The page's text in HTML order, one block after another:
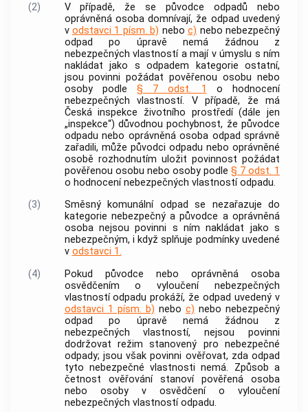
(2) V případě, že sepůvodce odpadů nebo
oprávněná osobadomnívají, že odpad uvedený
v odstavci 1 písm. b) neboc) nebo nebezpečný
odpad po úpravě nemá žádnou z
nebezpečných vlastností a mají v úmyslu s ním
nakládat jako s odpadem kategorie ostatní,
jsou povinni požádat pověřenou osobu nebo
osoby podle § 7 odst. 1
o hodnocení
nebezpečných vlastností. V případě, že má
Česká inspekce životního prostředí (dále jen
„inspekce“) důvodnou pochybnost, že původce
odpadu nebo oprávněná osoba odpad správně
zařadili, může původci odpadu nebooprávněné
osobě rozhodnutím uložit povinnost požádat
pověřenou osobu nebo osoby podle § 7 odst. 1
o hodnocení nebezpečných vlastností odpadu.
(3)
Směsný komunální odpad se nezařazuje do
kategorie nebezpečný a původce a oprávněná
osobanejsou povinni s ním nakládat jako s
nebezpečným, i když splňuje podmínky uvedené
v odstavci 1.
(4)
Pokud původce nebo oprávněná osoba
osvědčením o vyloučení nebezpečných
vlastností odpadu prokáží, že odpad uvedený v
odstavci 1 písm. b) nebo c) nebonebezpečný
odpad po úpravě nemá žádnou z
nebezpečných vlastností, nejsou povinni
dodržovat režim stanovený pro nebezpečné
odpady; jsou však povinni ověřovat, zda odpad
tyto nebezpečné vlastnosti nemá. Způsob a
četnost ověřování stanoví pověřená osoba
nebo osoby v osvědčení o vyloučení
nebezpečných vlastností odpadu.